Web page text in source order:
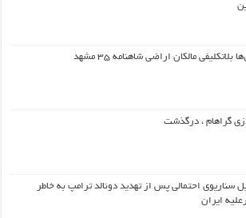
بلاتکلیفی مالکان اراضی شاهنامه ۳۵ مشهد
گراهام ، درگذشت
سناریوی احتمالی پس از تهدید دونالد ترامپ به خاطر
ایران